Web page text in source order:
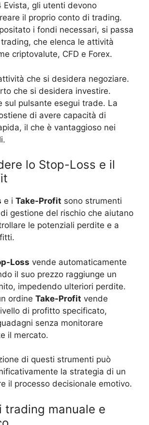
Evista, gli utenti devono
il proprio conto di trading.
i fondi necessari, si passa
che elenca le attività
criptovalute, CFD e Forex.
che si desidera negoziare.
che si desidera investire.
sul pulsante esegui trade. La
di avere capacità di
il che è vantaggioso nei
lo Stop-Loss e il
e i Take-Profit sono strumenti
gestione del rischio che aiutano
le potenziali perdite e a
Loss vende automaticamente
il suo prezzo raggiunge un
impedendo ulteriori perdite.
ordine Take-Profit vende
di profitto specificato,
senza monitorare
il mercato.
di questi strumenti può
la strategia di un
il processo decisionale emotivo.
trading manuale e